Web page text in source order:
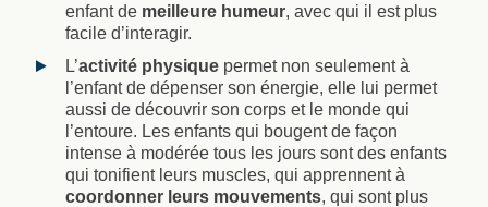
enfant de meilleure humeur, avec qui il est plus
facile d’interagir.
L’activité physique permet non seulement à
l’enfant de dépenser son énergie, elle lui permet
aussi de découvrir son corps et le monde qui
l’entoure. Les enfants qui bougent de façon
intense à modérée tous les jours sont des enfants
qui tonifient leurs muscles, qui apprennent à
coordonner leurs mouvements, qui sont plus